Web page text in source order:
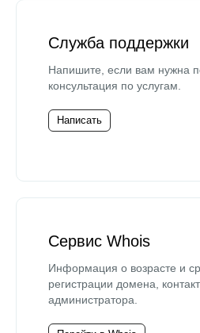
Служба поддержки
Напишите, если вам нужна
консультация по услугам.
Написать
Сервис Whois
Информация о возрасте и
регистрации домена,
администратора.